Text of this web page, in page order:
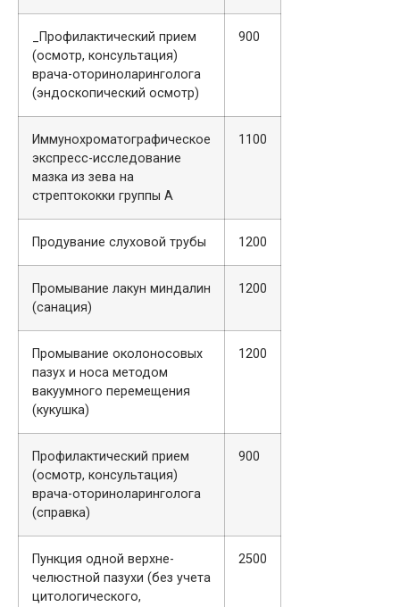
_Профилактический прием
(осмотр, консультация)
врача-оториноларинголога
(эндоскопический осмотр)
900
Иммунохроматографическое
экспресс-исследование
мазка из зева на
стрептококки группы А
1100
Продувание слуховой трубы 1200
Промывание лакун миндалин
(санация)
1200
Промывание околоносовых
пазух и носа методом
вакуумного перемещения
(кукушка)
1200
Профилактический прием
(осмотр, консультация)
врача-оториноларинголога
(справка)
900
Пункция одной верхне-
челюстной пазухи (без учета
цитологического,
2500